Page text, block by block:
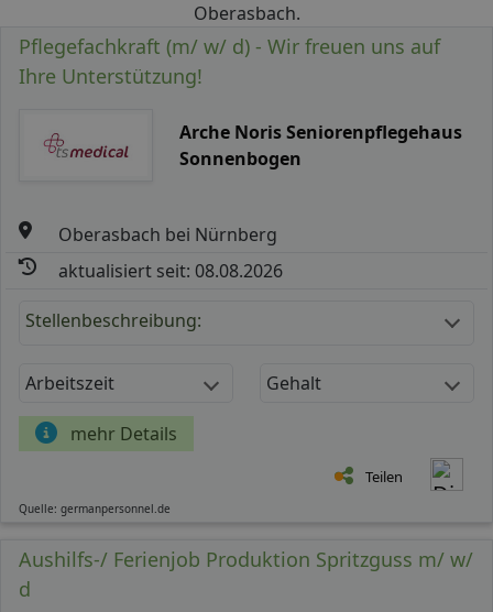
Oberasbach.
Pflegefachkraft (m/ w/ d) - Wir freuen uns auf
Ihre Unterstützung!
Arche Noris Seniorenpflegehaus
Sonnenbogen
Oberasbach bei Nürnberg
aktualisiert seit: 08.08.2026
Stellenbeschreibung:
Arbeitszeit Gehalt
mehr Details
Teilen
Quelle: germanpersonnel.de
Aushilfs-/ Ferienjob Produktion Spritzguss m/ w/
d